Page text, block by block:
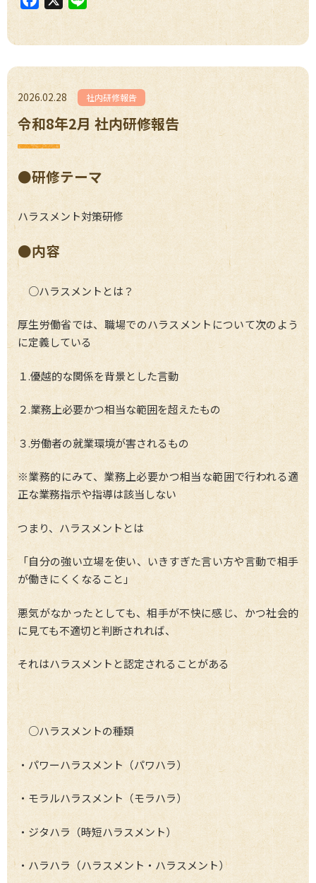
a
c
b
o
k
i
n
2026.02.28 社内研修報告
令和8年2月 社内研修報告
●研修テーマ
ハラスメント対策研修
●内容
○ハラスメントとは？
厚生労働省では、職場でのハラスメントについて次のよう
に定義している
１.優越的な関係を背景とした言動
２.業務上必要かつ相当な範囲を超えたもの
３.労働者の就業環境が害されるもの
※業務的にみて、業務上必要かつ相当な範囲で行われる適
正な業務指示や指導は該当しない
つまり、ハラスメントとは
「自分の強い立場を使い、いきすぎた言い方や言動で相手
が働きにくくなること」
悪気がなかったとしても、相手が不快に感じ、かつ社会的
に見ても不適切と判断されれば、
それはハラスメントと認定されることがある
○ハラスメントの種類
・パワーハラスメント（パワハラ）
・モラルハラスメント（モラハラ）
・ジタハラ（時短ハラスメント）
・ハラハラ（ハラスメント・ハラスメント）